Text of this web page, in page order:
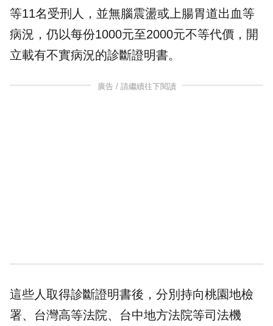
等11名受刑人，並無腦震盪或上腸胃道出血等
病況，仍以每份1000元至2000元不等代價，開
立載有不實病況的診斷證明書。
廣告 / 請繼續往下閱讀
這些人取得診斷證明書後，分別持向桃園地檢
署、台灣高等法院、台中地方法院等司法機